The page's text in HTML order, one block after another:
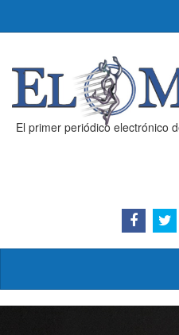
El primer periódico electrónico